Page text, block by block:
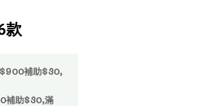
款
$900補助$30,
補助$30,滿